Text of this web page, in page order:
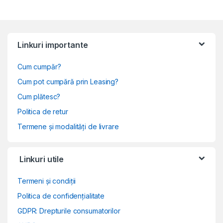
Linkuri importante
Cum cumpăr?
Cum pot cumpără prin Leasing?
Cum plătesc?
Politica de retur
Termene și modalități de livrare
Linkuri utile
Termeni și condiții
Politica de confidențialitate
GDPR: Drepturile consumatorilor